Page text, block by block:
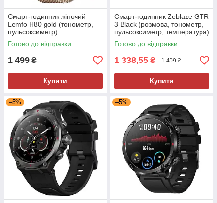
Смарт-годинник жіночий
Lemfo H80 gold (тонометр,
пульсоксиметр)
Готово до відправки
1 499 ₴
Купити
Смарт-годинник Zeblaze GTR
3 Black (розмова, тонометр,
пульсоксиметр, температура)
Готово до відправки
1 338,55 ₴ 1 409 ₴
Купити
–5% –5%